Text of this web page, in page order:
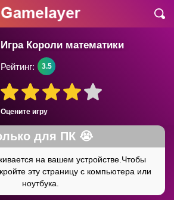
Игра Короли математики
Оцените игру
Рейтинг: 3.5